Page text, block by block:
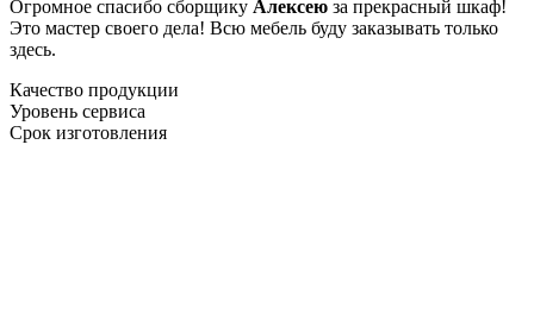
Огромное спасибо сборщику Алексею за прекрасный шкаф!
Это мастер своего дела! Всю мебель буду заказывать только
здесь.
Качество продукции
Уровень сервиса
Срок изготовления